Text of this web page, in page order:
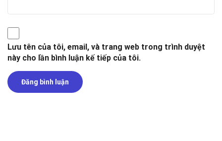
Lưu tên của tôi, email, và trang web trong trình duyệt
này cho lần bình luận kế tiếp của tôi.